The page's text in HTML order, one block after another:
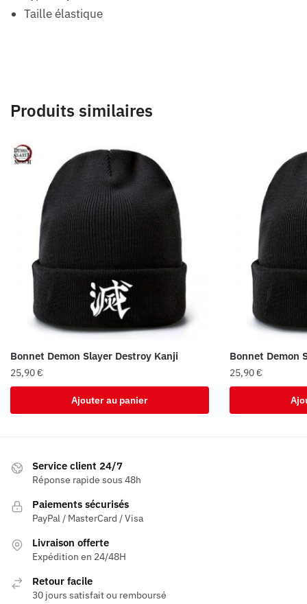
Taille élastique
Produits similaires
Bonnet Demon Slayer Destroy Kanji
25,90€
Ajouter au panier
Bonnet Demon
25,90€
Service client 24/7
Réponse rapide sous 48h
Paiements sécurisés
PayPal / MasterCard / Visa
Livraison offerte
Expédition en 24/48H
Retour facile
30 jours satisfait ou remboursé